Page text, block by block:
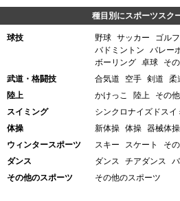
種目別にスポーツスク
球技 野球 サッカー ゴルフ
バドミントン
バレー
ボーリング 卓球
そ
武道・格闘技
合気道 空手 剣道 柔
陸上
かけっこ 陸上
その他
スイミング
シンクロナイズドスイ
体操
新体操 体操 器械体操
ウィンタースポーツ
スキー スケート
そ
ダンス
ダンス チアダンス
その他のスポーツ
その他のスポーツ